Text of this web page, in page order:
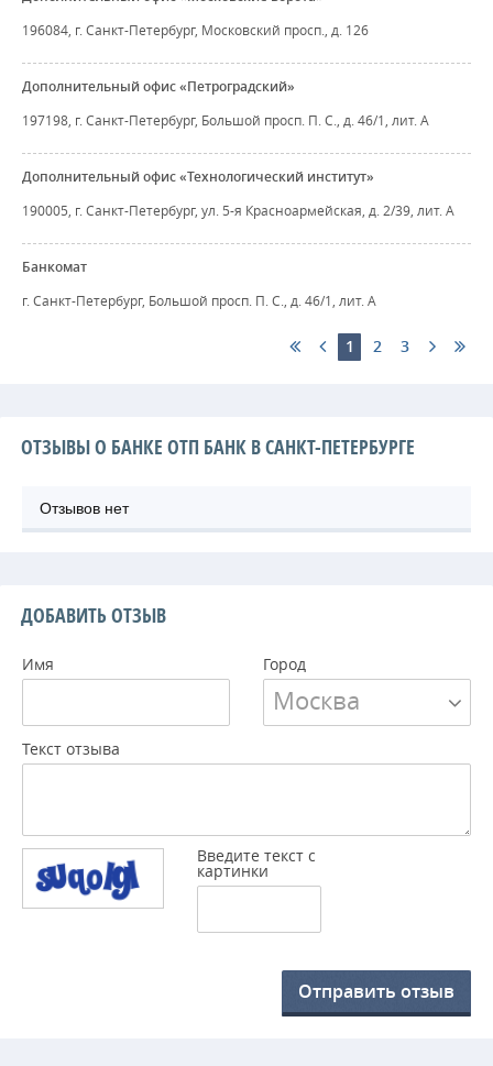
196084, г. Санкт-Петербург, Московский просп., д. 126
Дополнительный офис «Петроградский»
197198, г. Санкт-Петербург, Большой просп. П. С., д. 46/1, лит. А
Дополнительный офис «Технологический институт»
190005, г. Санкт-Петербург, ул. 5-я Красноармейская, д. 2/39, лит. А
Банкомат
г. Санкт-Петербург, Большой просп. П. С., д. 46/1, лит. А
1 2 3
ОТЗЫВЫ О БАНКЕ ОТП БАНК В САНКТ-ПЕТЕРБУРГЕ
Отзывов нет
ДОБАВИТЬ ОТЗЫВ
Имя Город
Москва
Текст отзыва
Введите текст с
картинки
Отправить отзыв